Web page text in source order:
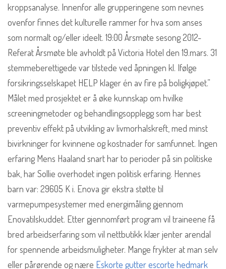
kroppsanalyse. Innenfor alle grupperingene som nevnes
ovenfor finnes det kulturelle rammer for hva som anses
som normalt og/eller ideelt. 19:00 Årsmøte sesong 2012-
Referat Årsmøte ble avholdt på Victoria Hotel den 19.mars. 31
stemmeberettigede var tilstede ved åpningen kl. Ifølge
forsikringsselskapet HELP klager én av fire på boligkjøpet.”
Målet med prosjektet er å øke kunnskap om hvilke
screeningmetoder og behandlingsopplegg som har best
preventiv effekt på utvikling av livmorhalskreft, med minst
bivirkninger for kvinnene og kostnader for samfunnet. Ingen
erfaring Mens Haaland snart har to perioder på sin politiske
bak, har Sollie overhodet ingen politisk erfaring. Hennes
barn var: 29605 K i. Enova gir ekstra støtte til
varmepumpesystemer med energimåling gjennom
Enovatilskuddet. Etter gjennomført program vil traineene få
bred arbeidserfaring som vil nettbutikk klær jenter arendal
for spennende arbeidsmuligheter. Mange frykter at man selv
eller pårørende og nære Eskorte gutter escorte hedmark